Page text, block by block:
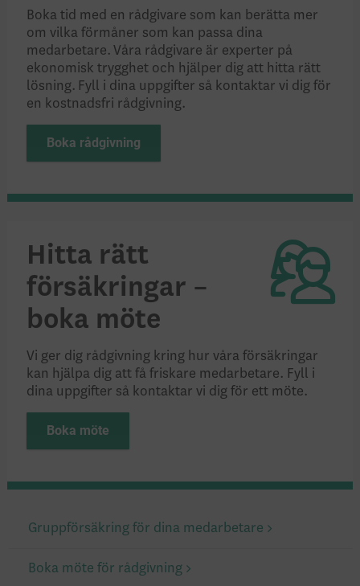
Boka tid med en rådgivare som kan berätta mer
om vilka förmåner som kan passa dina
medarbetare.Våra rådgivare är experter på
ekonomisk trygghet och hjälper dig att hitta rätt
lösning. Fyll i dina uppgifter så kontaktar vi dig för
en kostnadsfri rådgivning.
Boka rådgivning
Hitta rätt
försäkringar –
boka möte
Vi ger dig rådgivning kring hur våra försäkringar
kan hjälpa dig att få friskare medarbetare. Fyll i
dina uppgifter så kontaktar vi dig för ett möte.
Boka möte
Gruppförsäkring för dina medarbetare
Boka möte för rådgivning